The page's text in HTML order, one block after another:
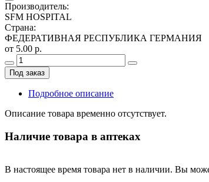
Производитель:
SFM HOSPITAL
Страна:
ФЕДЕРАТИВНАЯ РЕСПУБЛИКА ГЕРМАНИЯ
от 5.00 р.
Под заказ
Подробное описание
Описание товара временно отсутствует.
Наличие товара в аптеках
В настоящее время товара нет в наличии. Вы